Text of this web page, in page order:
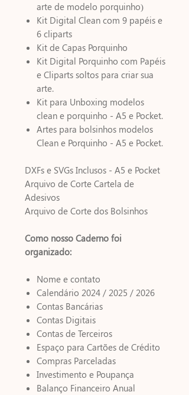
arte de modelo porquinho)
Kit Digital Clean com 9 papéis e
6 cliparts
Kit de Capas Porquinho
Kit Digital Porquinho com Papéis
e Cliparts soltos para criar sua
arte.
Kit para Unboxing modelos
clean e porquinho - A5 e Pocket.
Artes para bolsinhos modelos
Clean e Porquinho - A5 e Pocket.
DXFs e SVGs Inclusos - A5 e Pocket
Arquivo de Corte Cartela de
Adesivos
Arquivo de Corte dos Bolsinhos
Como nosso Caderno foi
organizado:
Nome e contato
Calendário 2024 / 2025 / 2026
Contas Bancárias
Contas Digitais
Contas de Terceiros
Espaço para Cartões de Crédito
Compras Parceladas
Investimento e Poupança
Balanço Financeiro Anual